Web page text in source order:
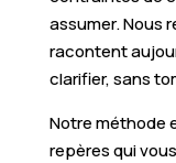
assumer. Nous
racontent
clarifier, sans
Notre méthode
repères qui